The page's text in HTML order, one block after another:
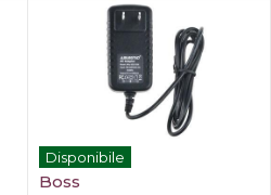
Disponibile
Boss